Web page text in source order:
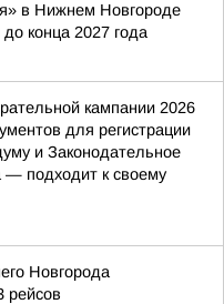
в Нижнем Новгороде
конца 2027 года
кампании 2026
для регистрации
и Законодательное
— подходит к своему
Новгорода
рейсов